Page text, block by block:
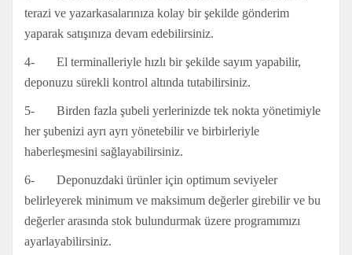
terazi ve yazarkasalarınıza kolay bir şekilde gönderim
yaparak satışınıza devam edebilirsiniz.
4- El terminalleriyle hızlı bir şekilde sayım yapabilir,
deponuzu sürekli kontrol altında tutabilirsiniz.
5- Birden fazla şubeli yerlerinizde tek nokta yönetimiyle
her şubenizi ayrı ayrı yönetebilir ve birbirleriyle
haberleşmesini sağlayabilirsiniz.
6- Deponuzdaki ürünler için optimum seviyeler
belirleyerek minimum ve maksimum değerler girebilir ve bu
değerler arasında stok bulundurmak üzere programımızı
ayarlayabilirsiniz.